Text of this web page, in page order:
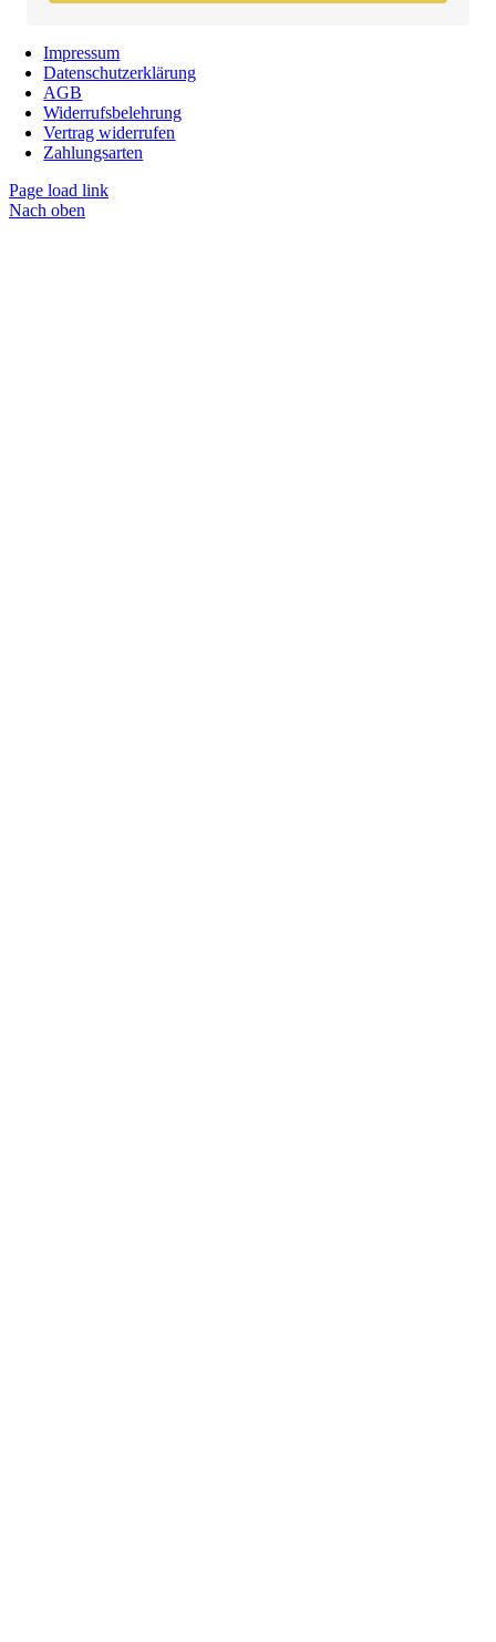
Impressum
Datenschutzerklärung
AGB
Widerrufsbelehrung
Vertrag widerrufen
Zahlungsarten
Page load link
Nach oben